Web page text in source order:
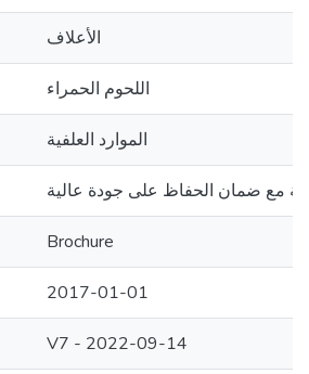
الأعلاف
اللحوم الحمراء
الموارد العلفية
مع ضمان الحفاظ على جودة عالیة
Brochure
2017-01-01
V7 - 2022-09-14